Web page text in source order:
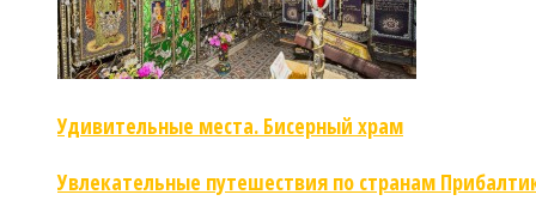
Удивительные места. Бисерный храм
Увлекательные путешествия по странам